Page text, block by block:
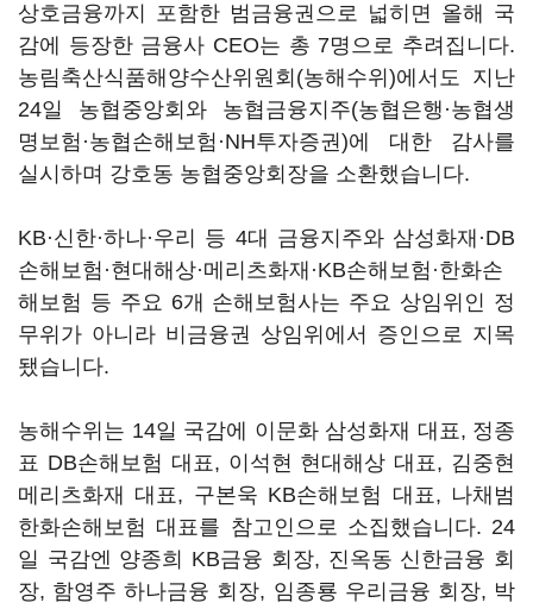
상호금융까지 포함한 범금융권으로 넓히면 올해 국
감에 등장한 금융사 CEO는 총 7명으로 추려집니다.
농림축산식품해양수산위원회(농해수위)에서도 지난
24일 농협중앙회와 농협금융지주(농협은행·농협생
명보험·농협손해보험·NH투자증권)에 대한 감사를
실시하며 강호동 농협중앙회장을 소환했습니다.
KB·신한·하나·우리 등 4대 금융지주와 삼성화재·DB
손해보험·현대해상·메리츠화재·KB손해보험·한화손
해보험 등 주요 6개 손해보험사는 주요 상임위인 정
무위가 아니라 비금융권 상임위에서 증인으로 지목
됐습니다.
농해수위는 14일 국감에 이문화 삼성화재 대표, 정종
표 DB손해보험 대표, 이석현 현대해상 대표, 김중현
메리츠화재 대표, 구본욱 KB손해보험 대표, 나채범
한화손해보험 대표를 참고인으로 소집했습니다. 24
일 국감엔 양종희 KB금융 회장, 진옥동 신한금융 회
장, 함영주 하나금융 회장, 임종룡 우리금융 회장, 박